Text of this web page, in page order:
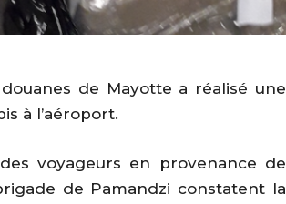
de Mayotte a réalisé une
à l’aéroport.
voyageurs en provenance de
de Pamandzi constatent la